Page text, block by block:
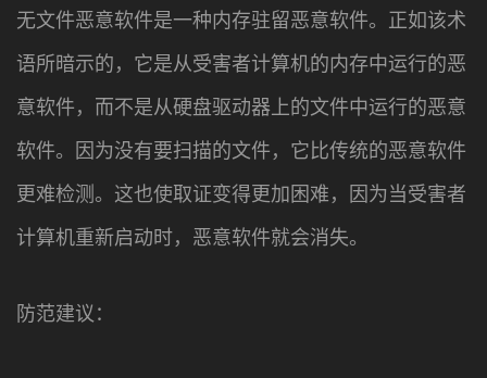
无文件恶意软件是一种内存驻留恶意软件。正如该术
语所暗示的，它是从受害者计算机的内存中运行的恶
意软件，而不是从硬盘驱动器上的文件中运行的恶意
软件。因为没有要扫描的文件，它比传统的恶意软件
更难检测。这也使取证变得更加困难，因为当受害者
计算机重新启动时，恶意软件就会消失。
防范建议：